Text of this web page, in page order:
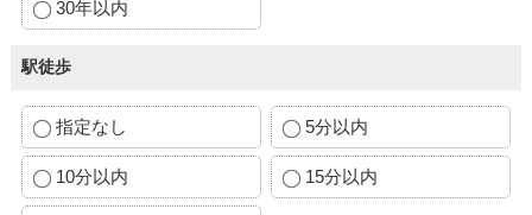
30年以内
駅徒歩
指定なし 5分以内
10分以内 15分以内